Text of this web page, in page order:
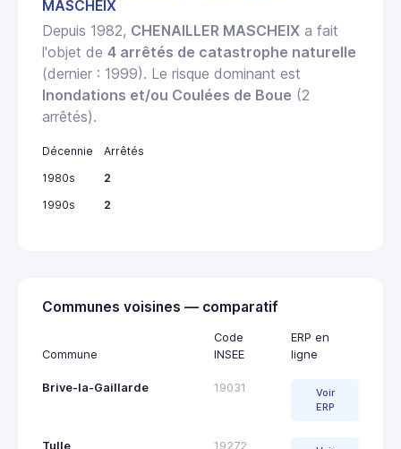
MASCHEIX
Depuis 1982, CHENAILLER MASCHEIX a fait
l'objet de 4 arrêtés de catastrophe naturelle
(dernier : 1999). Le risque dominant est
Inondations et/ou Coulées de Boue (2
arrêtés).
Décennie
Arrêtés
1980s
2
1990s
2
Communes voisines — comparatif
Commune
Code
INSEE
ERP en
ligne
Brive-la-Gaillarde 19031
Voir
ERP
Tulle 19272